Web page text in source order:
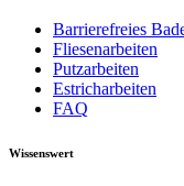
Barrierefreies
Fliesenarbeiten
Putzarbeiten
Estricharbeiten
FAQ
Wissenswert